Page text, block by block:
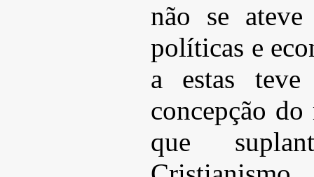
não se ateve
políticas e
a estas
concepção
que